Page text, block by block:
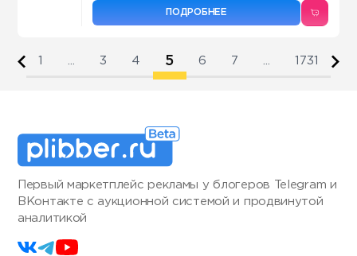
ПОДРОБНЕЕ
3 4 5 6 7 1731
Первый маркетплейс рекламы у блогеров Telegram и
ВКонтакте с аукционной системой и продвинутой
аналитикой